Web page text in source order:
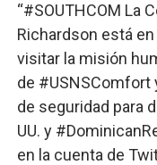
“#SOUTHCOM La
Richardson está
visitar la misión
de
de seguridad para
UU. y
en la cuenta de